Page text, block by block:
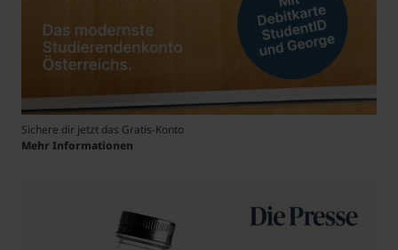
Sichere dir jetzt das Gratis-Konto
Mehr Informationen